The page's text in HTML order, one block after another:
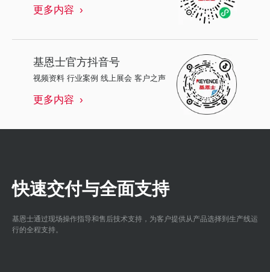
更多内容
基恩士官方抖音号
视频资料 行业案例 线上展会 客户之声
更多内容
快速交付与全面支持
基恩士通过现场操作指导和售后技术支持，为客户提供从产品选择到生产线运
行的全程支持。